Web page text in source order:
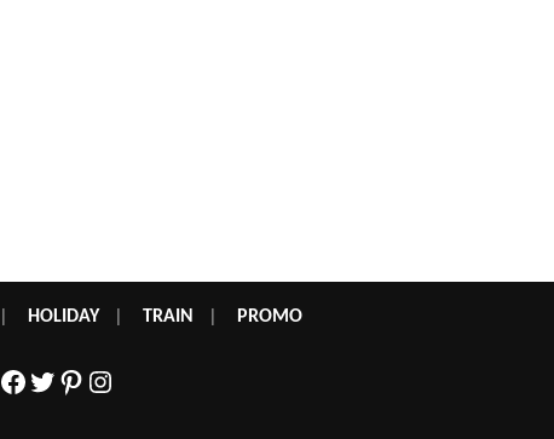
HOLIDAY| TRAIN PROMO
Facebook
Twitter
Pinterest
Instagram